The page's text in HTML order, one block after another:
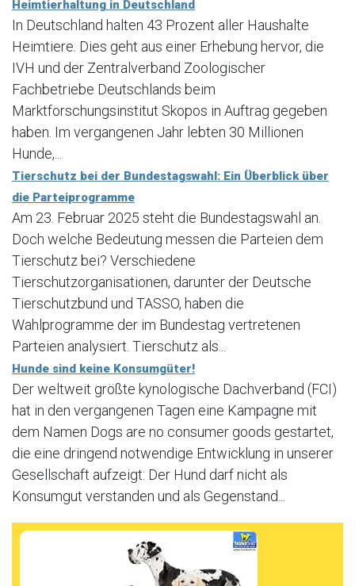
Heimtierhaltung in Deutschland
In Deutschland halten 43 Prozent aller Haushalte
Heimtiere. Dies geht aus einer Erhebung hervor, die
IVH und der Zentralverband Zoologischer
Fachbetriebe Deutschlands beim
Marktforschungsinstitut Skopos in Auftrag gegeben
haben. Im vergangenen Jahr lebten 30 Millionen
Hunde,...
Tierschutz bei der Bundestagswahl: Ein Überblick über
die Parteiprogramme
Am 23. Februar 2025 steht die Bundestagswahl an.
Doch welche Bedeutung messen die Parteien dem
Tierschutz bei? Verschiedene
Tierschutzorganisationen, darunter der Deutsche
Tierschutzbund und TASSO, haben die
Wahlprogramme der im Bundestag vertretenen
Parteien analysiert. Tierschutz als...
Hunde sind keine Konsumgüter!
Der weltweit größte kynologische Dachverband (FCI)
hat in den vergangenen Tagen eine Kampagne mit
dem Namen Dogs are no consumer goods gestartet,
die eine dringend notwendige Entwicklung in unserer
Gesellschaft aufzeigt: Der Hund darf nicht als
Konsumgut verstanden und als Gegenstand...